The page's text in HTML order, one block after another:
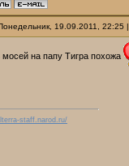
19.09.2011,
мосей на папу Тигра похожа
staff.narod.ru/